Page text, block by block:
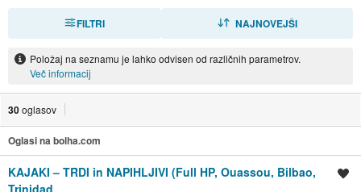
FILTRI NAJNOVEJŠI
Položaj na seznamu je lahko odvisen od različnih parametrov.
Več informacij
30oglasov
Oglasi na bolha.com
KAJAKI – TRDI in NAPIHLJIVI (Full HP, Ouassou, Bilbao,
Trinidad, ...